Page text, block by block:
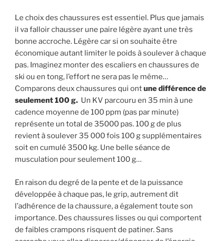
Le choix des chaussures est essentiel. Plus que jamais
il va falloir chausser une paire légère ayant une très
bonne accroche. Légère car si on souhaite être
économique autant limiter le poids à soulever à chaque
pas. Imaginez monter des escaliers en chaussures de
ski ou en tong, l’effort ne sera pas le même…
Comparons deux chaussures qui ontune différence de
seulement 100 g. Un KV parcouru en 35 min à une
cadence moyenne de 100 ppm (pas par minute)
représente un total de 35000 pas. 100 g de plus
revient à soulever 35 000 fois 100 g supplémentaires
soit en cumulé 3500 kg. Une belle séance de
musculation pour seulement 100 g…
En raison du degré de la pente et de la puissance
développée à chaque pas, le grip, autrement dit
l’adhérence de la chaussure, a également toute son
importance. Des chaussures lisses ou qui comportent
de faibles crampons risquent de patiner. Sans